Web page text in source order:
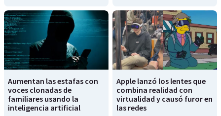
Aumentan las estafas con
voces clonadas de
familiares usando la
inteligencia artificial
Apple lanzó los lentes que
combina realidad con
virtualidad y causó furor en
las redes